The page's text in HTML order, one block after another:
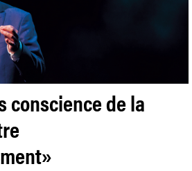
conscience de la